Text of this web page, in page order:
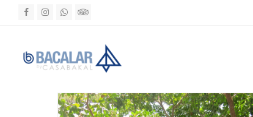
FacebookInstagramWhatsapp